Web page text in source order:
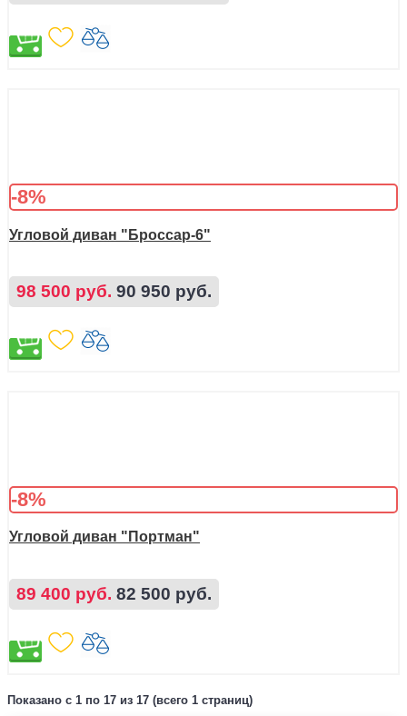
-8%
Угловой диван "Броссар-6"
98 500 руб. 90 950 руб.
-8%
Угловой диван "Портман"
89 400 руб. 82 500 руб.
Показано с 1 по 17 из 17 (всего 1 страниц)